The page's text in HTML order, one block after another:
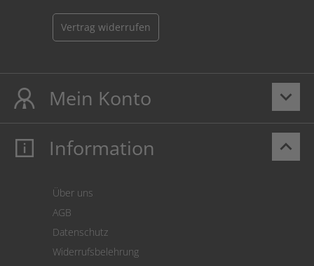
Vertrag widerrufen
keyboard_arrow_down
Mein Konto
Mein Konto
keyboard_arrow_up
Information
Über uns
AGB
Datenschutz
Widerrufsbelehrung